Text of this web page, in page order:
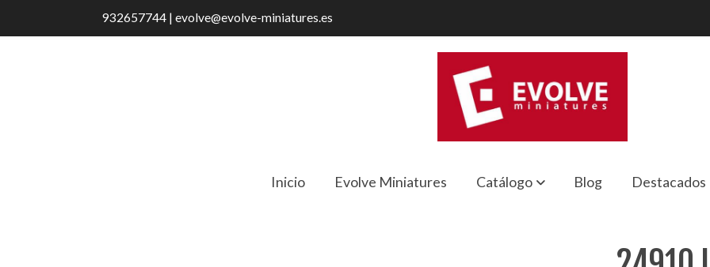
932657744 | evolve@evolve-miniatures.es
Inicio Evolve Miniatures Catálogo Blog Destacados